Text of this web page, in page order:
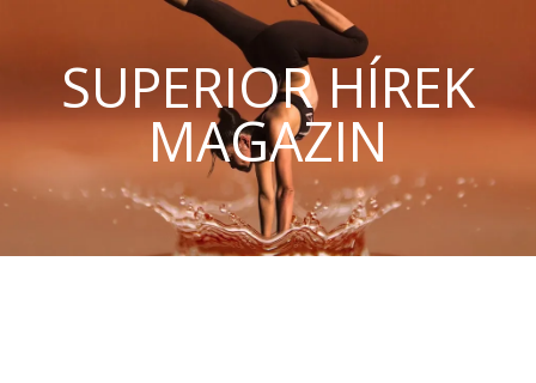
SUPERIOR HÍREK
MAGAZIN